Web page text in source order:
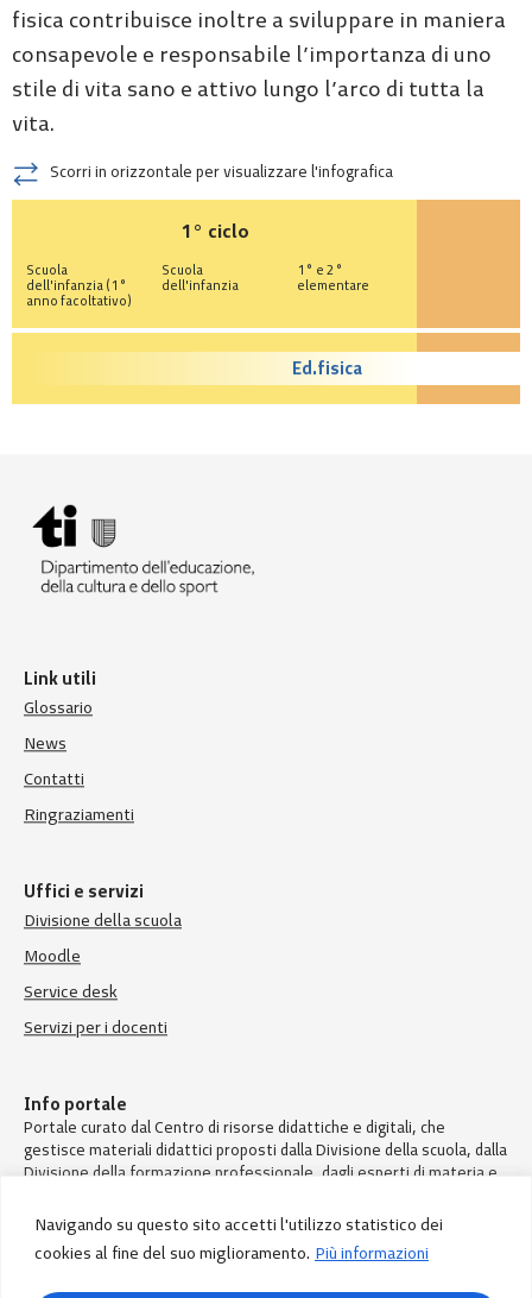
Navigando su questo sito accetti l'utilizzo statistico dei
cookies al fine del suo miglioramento. Più informazioni
fisica contribuisce inoltre a sviluppare in maniera
consapevole e responsabile l’importanza di uno
stile di vita sano e attivo lungo l’arco di tutta la
vita.
Scorri in orizzontale per visualizzare l'infografica
1° ciclo
Scuola
dell'infanzia (1°
anno facoltativo)
Scuola
dell'infanzia
1° e 2°
elementare
Ed.fisica
Link utili
Glossario
News
Contatti
Ringraziamenti
Uffici e servizi
Divisione della scuola
Moodle
Service desk
Servizi per i docenti
Info portale
Portale curato dal Centro di risorse didattiche e digitali, che
gestisce materiali didattici proposti dalla Divisione della scuola, dalla
Divisione della formazione professionale, dagli esperti di materia e
© Divisione della scuola – Repubblica e Cantone Ticino